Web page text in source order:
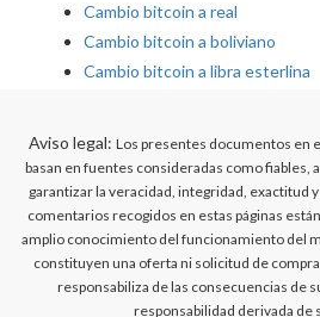
Cambio bitcoin a real
Cambio bitcoin a boliviano
Cambio bitcoin a libra esterlina
Aviso legal: Los presentes documentos en
basan en fuentes consideradas como fiables,
garantizar la veracidad, integridad, exactitud
comentarios recogidos en estas páginas
amplio conocimiento del funcionamiento del
constituyen una oferta ni solicitud de
responsabiliza de las consecuencias de
responsabilidad derivada de